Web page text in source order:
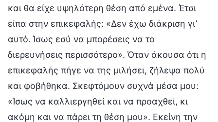
και θα είχε υψηλότερη θέση από εμένα. Έτσι
είπα στην επικεφαλής: «Δεν έχω διάκριση γι’
αυτό. Ίσως εσύ να μπορέσεις να το
διερευνήσεις περισσότερο». Όταν άκουσα ότι η
επικεφαλής πήγε να της μιλήσει, ζήλεψα πολύ
και φοβήθηκα. Σκεφτόμουν συχνά μέσα μου:
«Ίσως να καλλιεργηθεί και να προαχθεί, κι
ακόμη και να πάρει τη θέση μου». Εκείνη την